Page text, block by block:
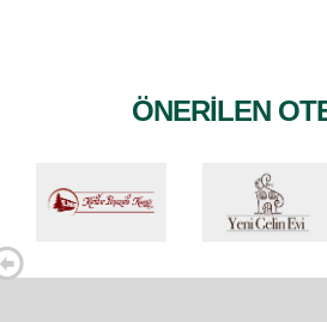
ÖNERILEN